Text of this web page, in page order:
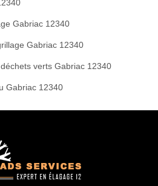
Gabriac 12340
Gabriac 12340
verts Gabriac 12340
Gabriac 12340